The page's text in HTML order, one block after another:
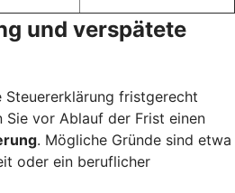
und verspätete
Steuererklärung fristgerecht
Sie vor Ablauf der Frist einen
. Mögliche Gründe sind etwa
oder ein beruflicher